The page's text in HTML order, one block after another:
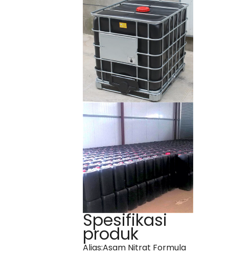
Spesifikasi
produk
Alias:Asam Nitrat Formula